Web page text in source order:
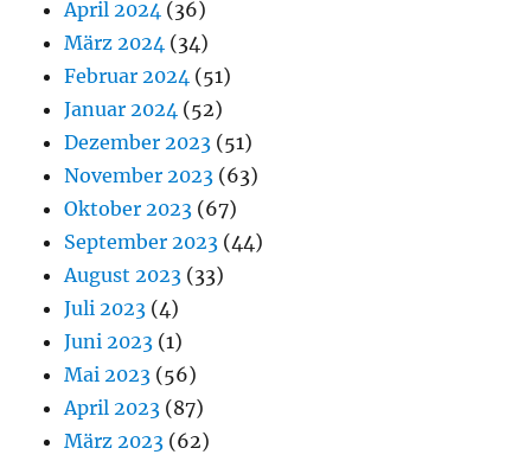
April 2024 (36)
März 2024 (34)
Februar 2024 (51)
Januar 2024 (52)
Dezember 2023 (51)
November 2023 (63)
Oktober 2023 (67)
September 2023 (44)
August 2023 (33)
Juli 2023 (4)
Juni 2023 (1)
Mai 2023 (56)
April 2023 (87)
März 2023 (62)